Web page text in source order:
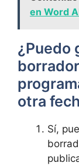
en Word
¿Puedo
otra
Sí,